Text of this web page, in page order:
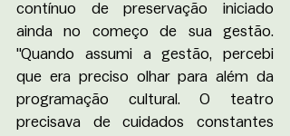
contínuo de preservação iniciado
ainda no começo de sua gestão.
"Quando assumi a gestão, percebi
que era preciso olhar para além da
programação cultural. O teatro
precisava de cuidados constantes